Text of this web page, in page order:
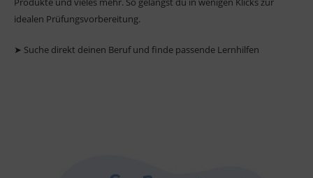
idealen Prüfungsvorbereitung.
➤ Suche direkt deinen Beruf und finde passende Lernhilfen